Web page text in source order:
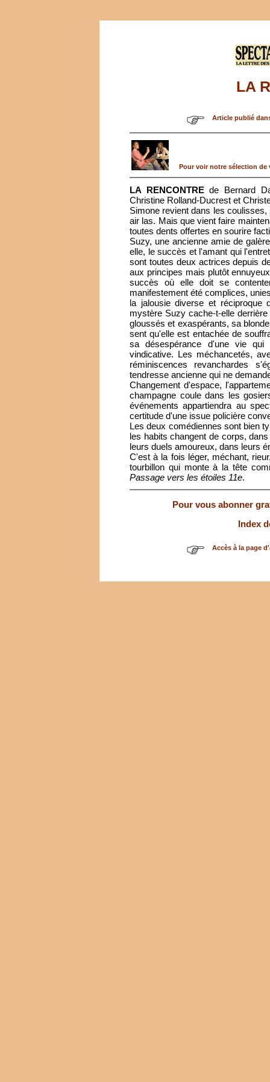
LA
Article publié
Pour voir notre sélection de
LA RENCONTREde Bernard
Christine Rolland-Ducrest et
Simone revient dans les
air las. Mais que vient faire
toutes dents offertes en sourire
Suzy, une ancienne amie de
elle, le succès et l'amant qui
sont toutes deux actrices depuis
aux principes mais plutôt
succès où elle doit se
manifestement été complices,
la jalousie diverse et réciproque
mystère Suzy cache-t-elle
gloussés et exaspérants, sa
sent qu'elle est entachée de
sa désespérance d'une vie
vindicative. Les méchancetés,
réminiscences revanchardes
tendresse ancienne qui ne
Changement d'espace,
champagne coule dans les
événements appartiendra au
certitude d'une issue policière
Les deux comédiennes sont bien
les habits changent de corps,
leurs duels amoureux, dans leurs
C'est à la fois léger, méchant,
tourbillon qui monte à la tête
Passage vers les étoiles 11e.
Pour vous abonner
Index
Accès à la page